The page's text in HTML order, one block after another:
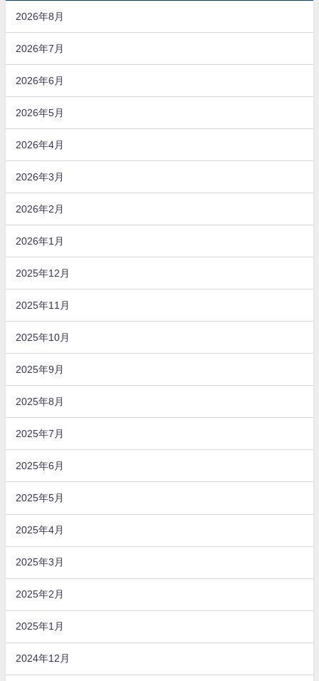
2026年8月
2026年7月
2026年6月
2026年5月
2026年4月
2026年3月
2026年2月
2026年1月
2025年12月
2025年11月
2025年10月
2025年9月
2025年8月
2025年7月
2025年6月
2025年5月
2025年4月
2025年3月
2025年2月
2025年1月
2024年12月